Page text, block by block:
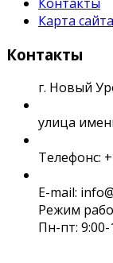
Карта сайта
Контакты
г. Новый
улица
Телефонс:
E-mail:
Режим
Пн-пт: